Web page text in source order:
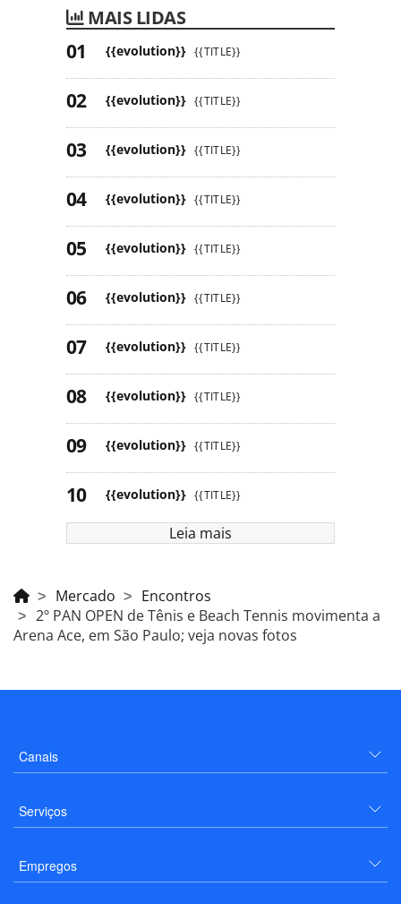
MAIS LIDAS
{{evolution}} {{TITLE}}
{{evolution}} {{TITLE}}
{{evolution}} {{TITLE}}
{{evolution}} {{TITLE}}
{{evolution}} {{TITLE}}
{{evolution}} {{TITLE}}
{{evolution}} {{TITLE}}
{{evolution}} {{TITLE}}
{{evolution}} {{TITLE}}
{{evolution}} {{TITLE}}
Leia mais
Mercado
Encontros
2º PAN OPEN de Tênis e Beach Tennis movimenta a
Arena Ace, em São Paulo; veja novas fotos
Canais
Serviços
Empregos